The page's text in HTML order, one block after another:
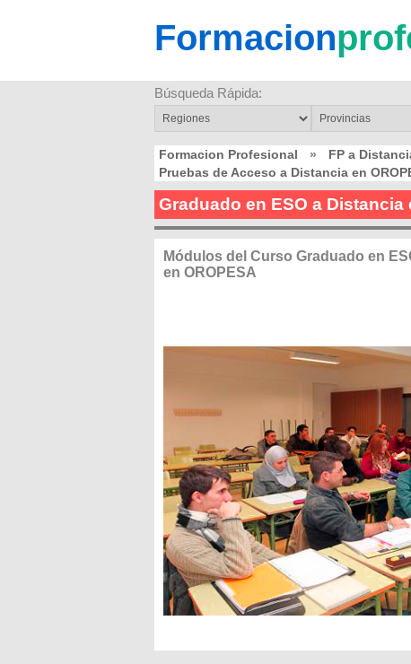
Formacion
Búsqueda Rápida:
Formacion Profesional » FP a
Pruebas de Acceso a Distancia en
Graduado en ESO a Distancia
Módulos del Curso Graduado en
en OROPESA